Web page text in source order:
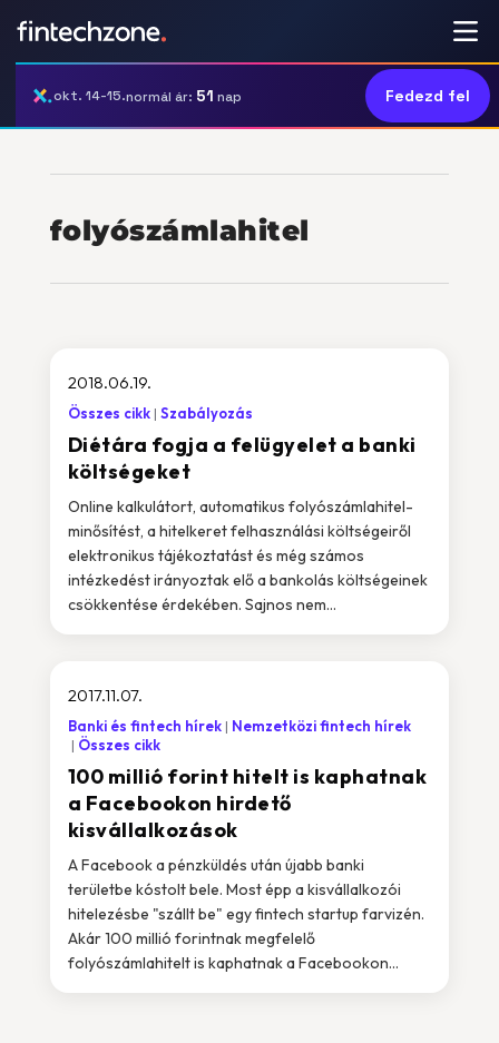
okt. 14-15.normál ár: 51 nap Fedezd fel
folyószámlahitel
Diétára fogja a felügyelet a banki
költségeket
2018.06.19.
Összes cikk Szabályozás
Online kalkulátort, automatikus folyószámlahitel-
minősítést, a hitelkeret felhasználási költségeiről
elektronikus tájékoztatást és még számos
intézkedést irányoztak elő a bankolás költségeinek
csökkentése érdekében. Sajnos nem...
100 millió forint hitelt is kaphatnak
a Facebookon hirdető
kisvállalkozások
2017.11.07.
Banki és fintech hírek
Nemzetközi fintech hírek
Összes cikk
A Facebook a pénzküldés után újabb banki
területbe kóstolt bele. Most épp a kisvállalkozói
hitelezésbe "szállt be" egy fintech startup farvizén.
Akár 100 millió forintnak megfelelő
folyószámlahitelt is kaphatnak a Facebookon...